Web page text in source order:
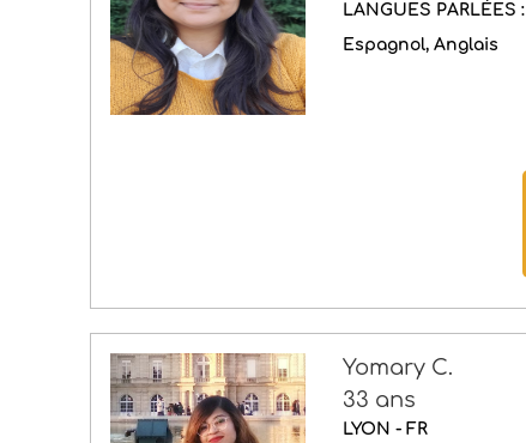
LANGUES PARLÉES :
Espagnol Anglais
Yomary C.
33 ans
LYON - FR